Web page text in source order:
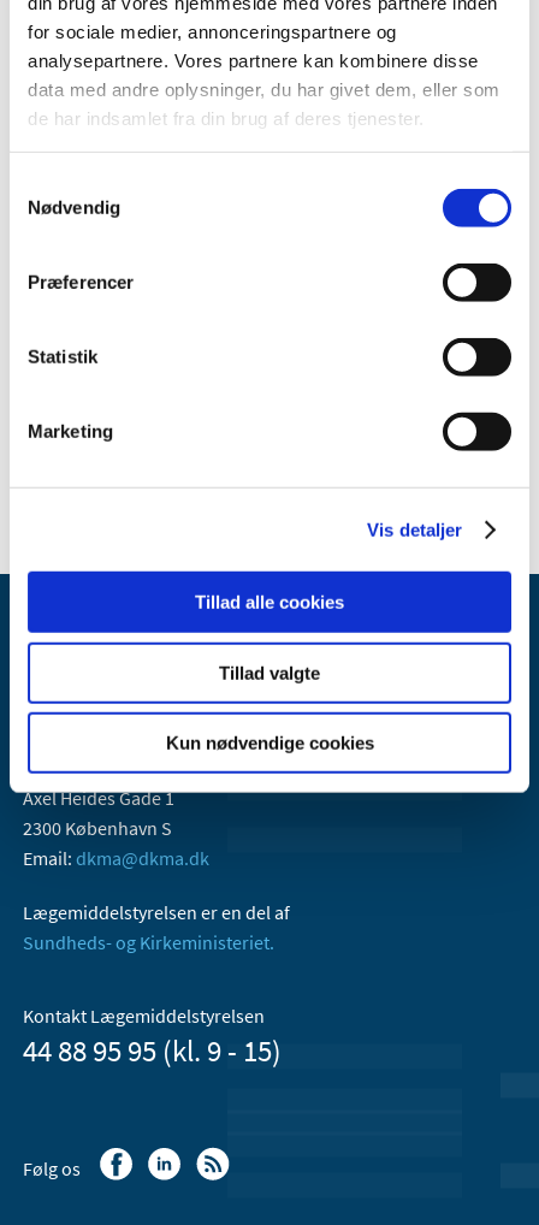
for sociale medier, annonceringspartnere og
analysepartnere. Vores partnere kan kombinere disse
data med andre oplysninger, du har givet dem, eller som
de har indsamlet fra din brug af deres tjenester.
Nødvendig
Præferencer
Statistik
Marketing
Vis detaljer
Tillad alle cookies
Tillad valgte
Kun nødvendige cookies
2018 (3)
2017 (5)
2016 (2)
2015 (1)
2013 (1)
2008 (1)
2006 (2)
Lægemiddelstyrelsen
Axel Heides Gade 1
2300 København S
Email: dkma@dkma.dk
Lægemiddelstyrelsen er en del af
Sundheds- og Kirkeministeriet.
Kontakt Lægemiddelstyrelsen
44 88 95 95 (kl. 9 - 15)
Følg os